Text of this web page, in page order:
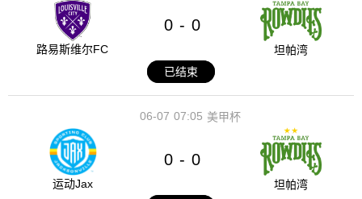
路易斯维尔FC
0 - 0
坦帕湾
已结束
07:05
06-07 美甲杯
运动Jax
0 - 0
坦帕湾